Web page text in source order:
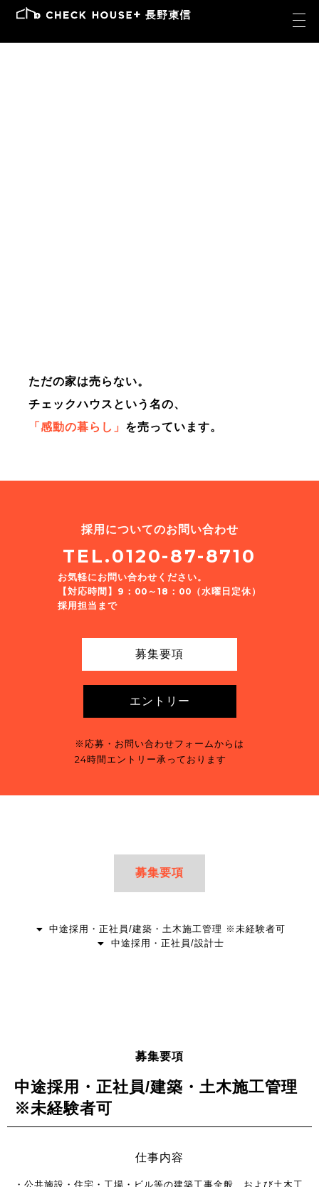
ただの家は売らない。
チェックハウスという名の、
「感動の暮らし」 を売っています。
採用についてのお問い合わせ
TEL.0120-87-8710
お気軽にお問い合わせください。
【対応時間】9：00～18：00（水曜日定休）
採用担当まで
募集要項
エントリー
※応募・お問い合わせフォームからは
24時間エントリー承っております
募集要項
中途採用・正社員/建築・土木施工管理 ※未経験者可
中途採用・正社員/設計士
募集要項
中途採用・正社員/建築・土木施工管理
※未経験者可
仕事内容